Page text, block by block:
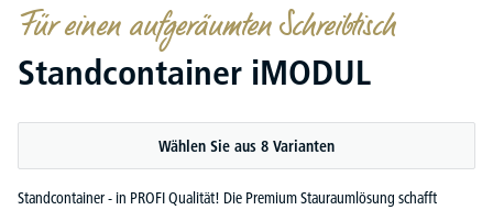
Für einen aufgeräumten Schreibtisch
Standcontainer iMODUL
Wählen Sie aus 8 Varianten
Standcontainer - in PROFI Qualität! Die Premium Stauraumlösung schafft